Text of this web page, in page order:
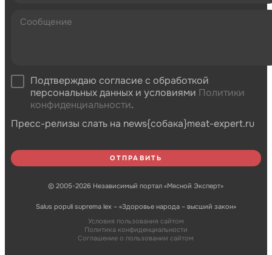
Подтверждаю согласие с обработкой
персональных данных и условиями Политики
конфиденциальности.
Пресс-релизы слать на news{собака}meat-expert.ru
© 2005-2026 Независимый портал «Мясной Эксперт»
Salus populi suprema lex – «Здоровье народа – высший закон»
Условия пользования сайтом
Политика конфиденциальности
Соглашение о пользовании сайтом